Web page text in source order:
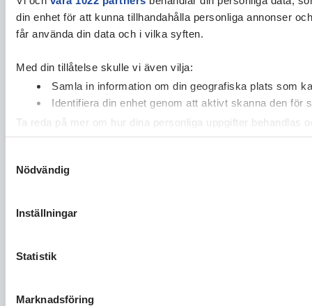
din enhet för att kunna tillhandahålla personliga annonser
får använda din data och i vilka syften.
Med din tillåtelse skulle vi även vilja:
Samla in information om din geografiska plats som
Identifiera din enhet genom att aktivt skanna den för
Ta reda på mer om hur dina personliga uppgifter behandlas
cookie-förklaringen.
Vi använder enhetsidentifierare för att anpassa innehållet
Nödvändig
Inställningar
Statistik
Marknadsföring